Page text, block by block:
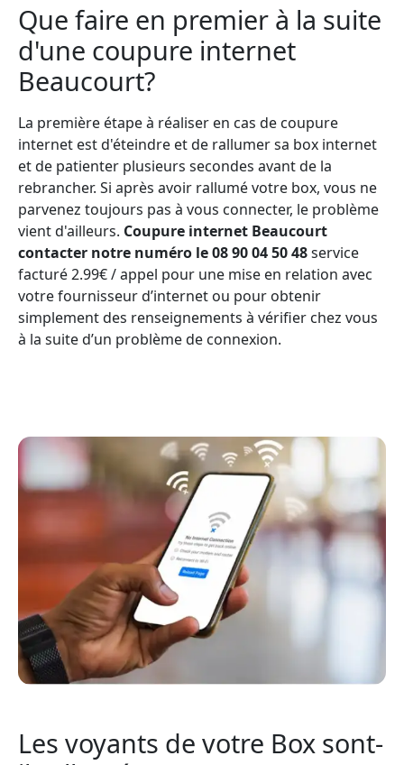
Que faire en premier à la suite
d'une coupure internet
Beaucourt?
La première étape à réaliser en cas de coupure
internet est d'éteindre et de rallumer sa box internet
et de patienter plusieurs secondes avant de la
rebrancher. Si après avoir rallumé votre box, vous ne
parvenez toujours pas à vous connecter, le problème
vient d'ailleurs. Coupure internet Beaucourt
contacter notre numéro le 08 90 04 50 48service
facturé 2.99€ / appel pour une mise en relation avec
votre fournisseur d’internet ou pour obtenir
simplement des renseignements à vérifier chez vous
à la suite d’un problème de connexion.
Les voyants de votre Box sont-